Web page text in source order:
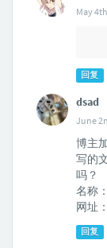
May
回复
dsad
June
博主
写的
吗？
名称
网址
回复